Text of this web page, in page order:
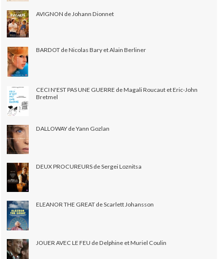
AVIGNON de Johann Dionnet
BARDOT de Nicolas Bary et Alain Berliner
CECI N'EST PAS UNE GUERRE de Magali Roucaut et Eric-John
Bretmel
DALLOWAY de Yann Gozlan
DEUX PROCUREURS de Sergei Loznitsa
ELEANOR THE GREAT de Scarlett Johansson
JOUER AVEC LE FEU de Delphine et Muriel Coulin